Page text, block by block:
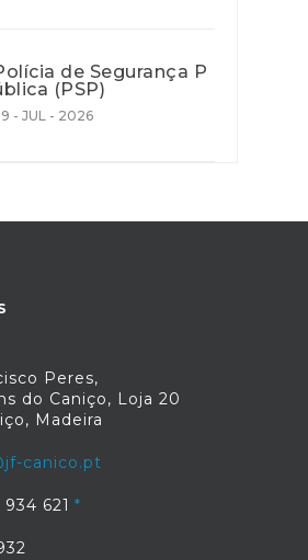
de Segurança P
(PSP)
- JUL - 2026
Peres,
do Caniço, Loja 20
Madeira
canico.pt
621